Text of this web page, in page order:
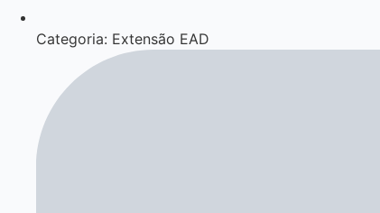
Categoria: Extensão EAD